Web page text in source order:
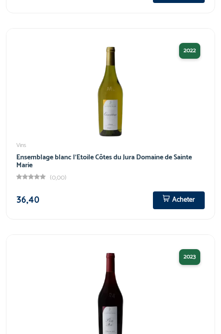
2022
Vins
Ensemblage blanc l'Etoile Côtes du Jura Domaine de Sainte
Marie
(0,00)
36,40
Acheter
2023